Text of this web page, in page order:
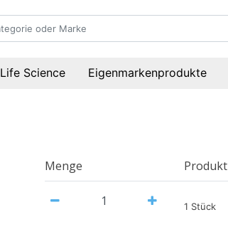
Life Science Eigenmarkenprodukte
Menge Produkt
1 Stück